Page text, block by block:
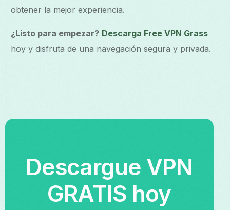
obtener la mejor experiencia.
¿Listo para empezar? Descarga Free VPN Grass
hoy y disfruta de una navegación segura y privada.
Descargue VPN
GRATIS hoy